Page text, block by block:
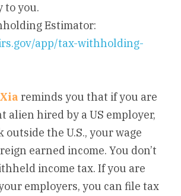
to you.
app/tax-withholding-
reminds you that if you are
alien hired by a US employer,
outside the U.S., your wage
earned income. You don’t
income tax. If you are
employers, you can file tax